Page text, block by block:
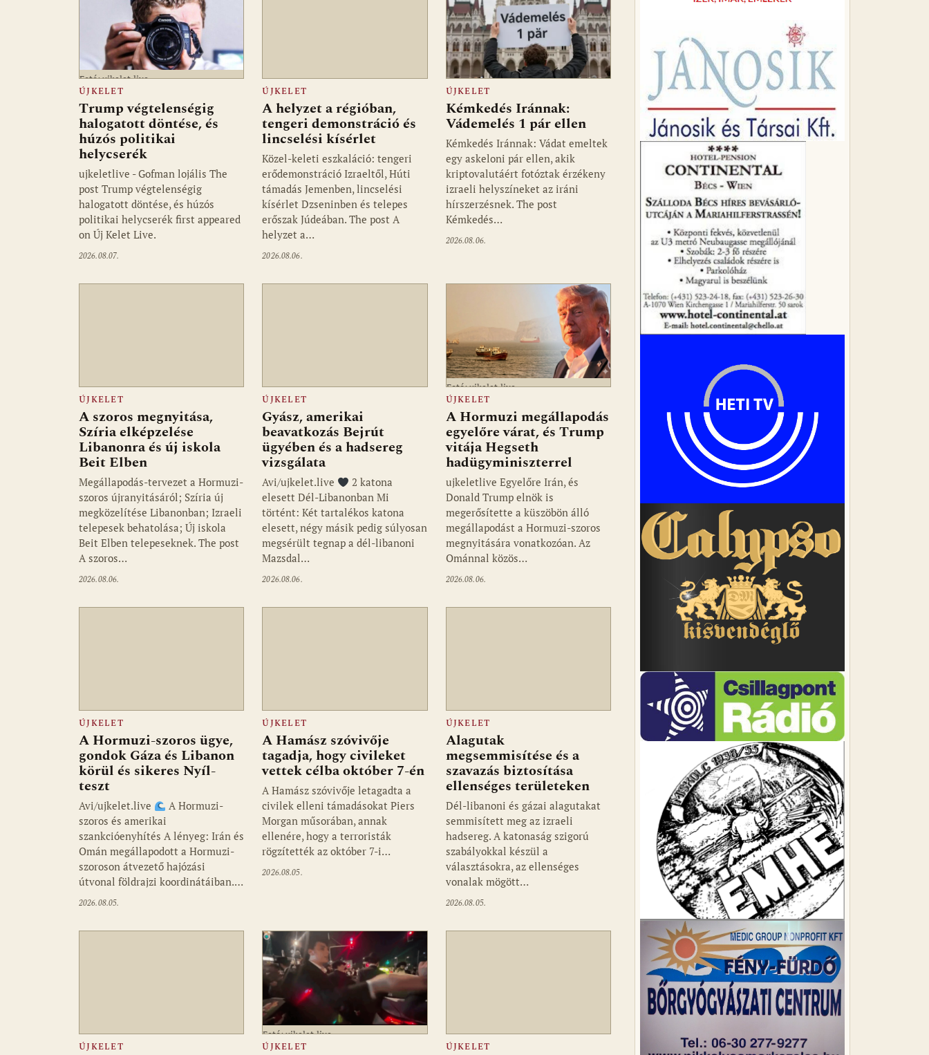
Fotó: ujkelet.live
ÚJKELET
Trump végtelenségig
halogatott döntése, és
húzós politikai
helycserék
ujkeletlive - Gofman lojális The
post Trump végtelenségig
halogatott döntése, és húzós
politikai helycserék first appeared
on Új Kelet Live.
2026.08.07.
ÚJKELET
A helyzet a régióban,
tengeri demonstráció és
lincselési kísérlet
Közel-keleti eszkaláció: tengeri
erődemonstráció Izraeltől, Húti
támadás Jemenben, lincselési
kísérlet Dzseninben és telepes
erőszak Júdeában. The post A
helyzet a…
2026.08.06.
ÚJKELET
Kémkedés Iránnak:
Vádemelés 1 pár ellen
Kémkedés Iránnak: Vádat emeltek
egy askeloni pár ellen, akik
kriptovalutáért fotóztak érzékeny
izraeli helyszíneket az iráni
hírszerzésnek. The post
Kémkedés…
2026.08.06.
ÚJKELET
A szoros megnyitása,
Szíria elképzelése
Libanonra és új iskola
Beit Elben
Megállapodás-tervezet a Hormuzi-
szoros újranyitásáról; Szíria új
megközelítése Libanonban; Izraeli
telepesek behatolása; Új iskola
Beit Elben telepeseknek. The post
A szoros…
2026.08.06.
ÚJKELET
Gyász, amerikai
beavatkozás Bejrút
ügyében és a hadsereg
vizsgálata
Avi/ujkelet.live
2 katona
elesett Dél-Libanonban Mi
történt: Két tartalékos katona
elesett, négy másik pedig súlyosan
megsérült tegnap a dél-libanoni
Mazsdal…
2026.08.06.
Fotó: ujkelet.live
ÚJKELET
A Hormuzi megállapodás
egyelőre várat, és Trump
vitája Hegseth
hadügyminiszterrel
ujkeletlive Egyelőre Irán, és
Donald Trump elnök is
megerősítette a küszöbön álló
megállapodást a Hormuzi-szoros
megnyitására vonatkozóan. Az
Ománnal közös…
2026.08.06.
ÚJKELET
A Hormuzi-szoros ügye,
gondok Gáza és Libanon
körül és sikeres Nyíl-
teszt
Avi/ujkelet.live
A Hormuzi-
szoros és amerikai
szankcióenyhítés A lényeg: Irán és
Omán megállapodott a Hormuzi-
szoroson átvezető hajózási
útvonal földrajzi koordinátáiban.…
2026.08.05.
ÚJKELET
A Hamász szóvivője
tagadja, hogy civileket
vettek célba október 7-én
A Hamász szóvivője letagadta a
civilek elleni támadásokat Piers
Morgan műsorában, annak
ellenére, hogy a terroristák
rögzítették az október 7-i…
2026.08.05.
ÚJKELET
Alagutak
megsemmisítése és a
szavazás biztosítása
ellenséges területeken
Dél-libanoni és gázai alagutakat
semmisített meg az izraeli
hadsereg. A katonaság szigorú
szabályokkal készül a
választásokra, az ellenséges
vonalak mögött…
2026.08.05.
ÚJKELET
Fotó: ujkelet.live
ÚJKELET ÚJKELET